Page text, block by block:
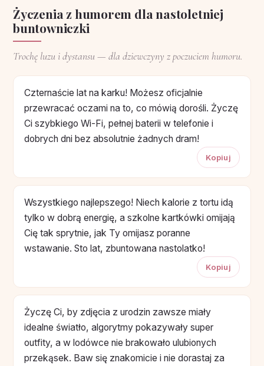
Życzenia z humorem dla nastoletniej
buntowniczki
Trochę luzu i dystansu — dla dziewczyny z poczuciem humoru.
Czternaście lat na karku! Możesz oficjalnie
przewracać oczami na to, co mówią dorośli. Życzę
Ci szybkiego Wi-Fi, pełnej baterii w telefonie i
dobrych dni bez absolutnie żadnych dram!
Kopiuj
Wszystkiego najlepszego! Niech kalorie z tortu idą
tylko w dobrą energię, a szkolne kartkówki omijają
Cię tak sprytnie, jak Ty omijasz poranne
wstawanie. Sto lat, zbuntowana nastolatko!
Kopiuj
Życzę Ci, by zdjęcia z urodzin zawsze miały
idealne światło, algorytmy pokazywały super
outfity, a w lodówce nie brakowało ulubionych
przekąsek. Baw się znakomicie i nie dorastaj za